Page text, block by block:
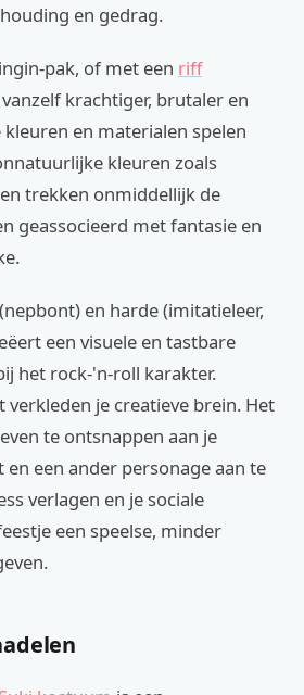
en gedrag.
pak, of met een riff
vanzelf krachtiger, brutaler en
kleuren en materialen spelen
kleuren zoals
trekken onmiddellijk de
geassocieerd met fantasie en
en harde (imitatieleer,
een visuele en tastbare
het rock-'n-roll karakter.
verkleden je creatieve brein. Het
te ontsnappen aan je
een ander personage aan te
verlagen en je sociale
een speelse, minder